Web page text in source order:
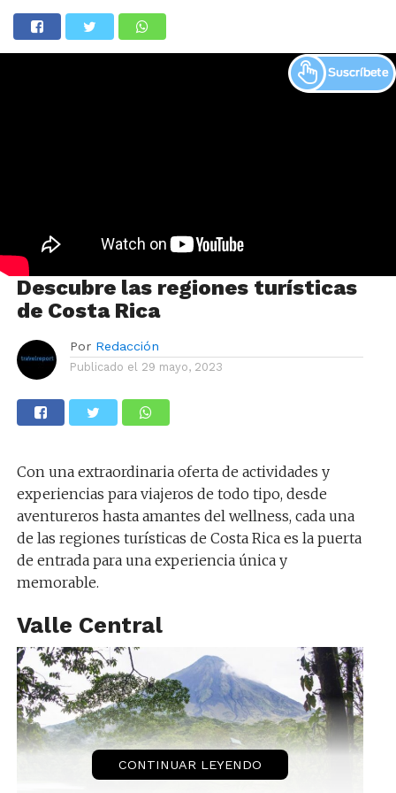
Descubre las regiones turísticas
de Costa Rica
Por Redacción
Publicado el 29 mayo, 2023
Con una extraordinaria oferta de actividades y
experiencias para viajeros de todo tipo, desde
aventureros hasta amantes del wellness, cada una
de las regiones turísticas de Costa Rica es la puerta
de entrada para una experiencia única y
memorable.
Valle Central
CONTINUAR LEYENDO